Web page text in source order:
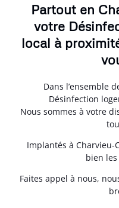
Partout en
votre
local à
Dans l’ensemble
Désinfection
Nous sommes à votre
Implantés à Charvieu-
bien
Faites appel à nous,